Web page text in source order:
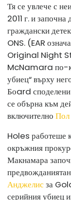
Тя се увлече с
2011 г. и започна
граждански
ONS. (EAR
Original Night
McNamara по-
убиец“ върху
Боard
се обърна към
включително Пол
Holes работеше
окръжния
Макнамара
предвожданията
Анджелис за
серийния убиец